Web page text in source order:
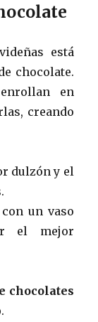
está
chocolate.
en
creando
dulzón y el
un vaso
el mejor
chocolates